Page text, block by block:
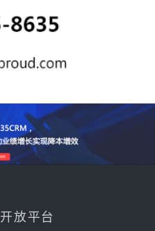
开放平台